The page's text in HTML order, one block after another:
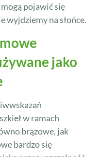
pojawić się
wyjdziemy na słońce.
jako
w ramach
brązowe, jak
bardzo się